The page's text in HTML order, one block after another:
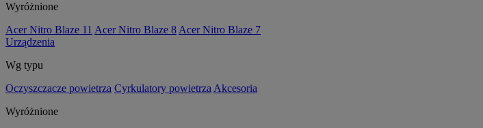
Wyróżnione
Acer Nitro Blaze 11 Acer Nitro Blaze 8 Acer Nitro Blaze 7
Urządzenia
Wg typu
Oczyszczacze powietrza Cyrkulatory powietrza Akcesoria
Wyróżnione